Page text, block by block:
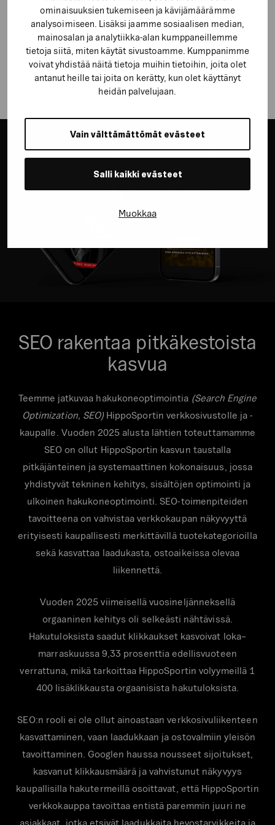
ominaisuuksien tukemiseen ja kävijämäärämme
analysoimiseen. Lisäksi jaamme sosiaalisen median,
mainosalan ja analytiikka-alan kumppaneillemme
tietoja siitä, miten käytät sivustoamme. Kumppanimme
voivat yhdistää näitä tietoja muihin tietoihin, joita olet
antanut heille tai joita on kerätty, kun olet käyttänyt
heidän palvelujaan.
Vain välttämättömät evästeet
Salli kaikki evästeet
Muokkaa
Tuloksellisuudesta kertoo esimerkiksi Meta-mainonnan
ROAS (return on ad spent, mainonnan tuotto), joka on
viimeisen 6 kuukauden ajalta 788 % – jokainen
mainontaan käytetty euro tuotti siis lähes kahdeksan
euroa liikevaihtoa (tarkasteluajankohta 01/2026).
SEO rakentaa pitkäkestoista
kasvua
Teemme jatkuvaa hakukoneoptimointia (Search Engine
Optimization, SEO) HippoSportin verkkosivustolle ja -
kaupalle. Vuoden 2025 alusta lähtien toteuttamamme
SEO on ollut HippoSportin kasvun taustalla
pitkäjänteinen ja systemaattinen kokonaisuus, jossa
yhdistyvät tekninen kehitys, sisältöjen optimointi ja
ulkoinen hakukoneoptimointi. SEO-toimenpiteiden
tavoitteena on vahvistaa verkkokaupan näkyvyyttä
erityisesti kaupallisesti merkittävillä tuotekategorioilla
sekä kasvattaa laadukasta, ostoaikeissa olevaa
liikennettä.
Vuoden 2025 viimeisellä vuosineljänneksellä
orgaaninen kehitys oli selkeästi nähtävissä.
Hakutuloksista saadut klikkaukset kasvoivat loka–
marraskuussa 9,33 prosenttia edellisvuoteen
verrattuna, mikä tarkoittaa HippoSportin volyymeillä 1
400 lisäklikkausta orgaanisista hakutuloksista.
SEO:n rooli ei ole ollut ainoastaan verkkosivuliikenteen
kasvattaminen, vaan laadukkaan ja ostovalmiin yleisön
tavoittaminen. Googlen haussa nousseet sijoitukset,
kasvanut klikkausmäärä ja vahvistunut näkyvyys
kaupallisilla hakutermeillä osoittavat, että HippoSportin
verkkokauppa tavoittaa entistä paremmin juuri ne